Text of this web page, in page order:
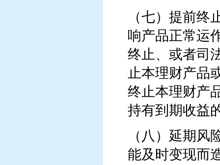
（七）提前
响产品正常运
终止、或者司
止本理财产品
终止本理财产
持有到期收益
（八）延期
能及时变现而